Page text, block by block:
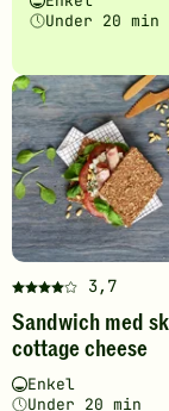
fått
5
stjerner.
Klikk
for
å
gi
din
vurdering.
Under 20 min
3,7
Denne
oppskriften
har
fått
4
Sandwich med
cottage cheese
Vanskelighetsgrad
Enkel
Tilberedningstid
Under 20 min